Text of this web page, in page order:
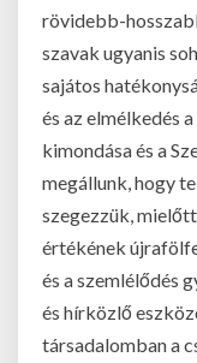
rövidebb-
szavak ugyanis
sajátos
és az elmélkedés
kimondása és a
megállunk, hogy
szegezzük,
értékének
és a szemlélődés
és hírközlő
társadalomban a